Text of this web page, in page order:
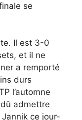
se
Il est 3-0
et il ne
a remporté
durs
l’automne
admettre
ce jour-